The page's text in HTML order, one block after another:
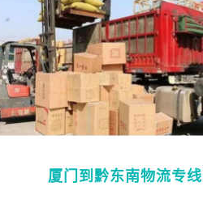
厦门到黔东南物流专线